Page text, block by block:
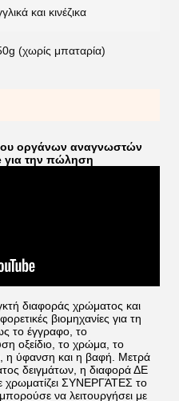
και κινέζικα
(χωρίς μπαταρία)
οργάνων αναγνωστών
για την πώληση
διαφοράς χρώματος και
βιομηχανίες για τη
το έγγραφο, το
οξείδιο, το χρώμα, το
η ύφανση και η βαφή. Μετρά
δειγμάτων, η διαφορά ΔE
ΣΥΝΕΡΓΆΤΕΣ το
να λειτουργήσει με